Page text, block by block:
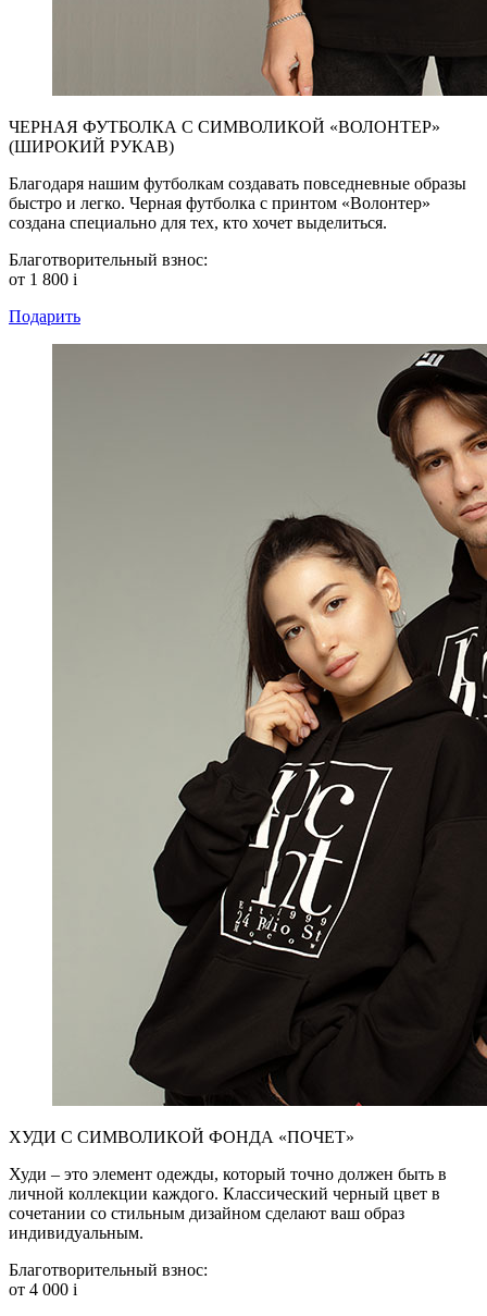
ЧЕРНАЯ ФУТБОЛКА С СИМВОЛИКОЙ «ВОЛОНТЕР»
(ШИРОКИЙ РУКАВ)
Благодаря нашим футболкам создавать повседневные образы
быстро и легко. Черная футболка с принтом «Волонтер»
создана специально для тех, кто хочет выделиться.
Благотворительный взнос:
от 1 800 i
Подарить
ХУДИ С СИМВОЛИКОЙ ФОНДА «ПОЧЕТ»
Худи – это элемент одежды, который точно должен быть в
личной коллекции каждого. Классический черный цвет в
сочетании со стильным дизайном сделают ваш образ
индивидуальным.
Благотворительный взнос:
от 4 000 i